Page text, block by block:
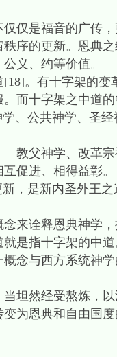
仅是福音的广传
序的更新。恩典
义、约等价值。
。有十字架的
而十字架之中道
、公共神学、圣经
教父神学、改革
促进、相得益彰。
，是新内圣外王之
来诠释恩典神学
是指十字架的中
念与西方系统神
坦然经受熬炼，
为恩典和自由国